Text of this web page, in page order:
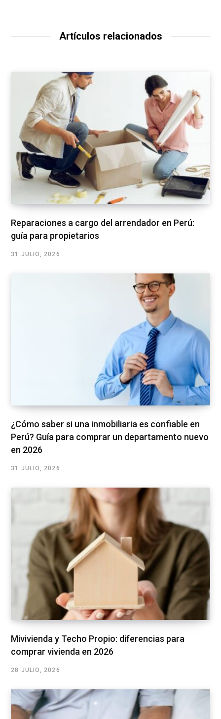
Artículos relacionados
Reparaciones a cargo del arrendador en Perú:
guía para propietarios
31 JULIO, 2026
¿Cómo saber si una inmobiliaria es confiable en
Perú? Guía para comprar un departamento nuevo
en 2026
31 JULIO, 2026
Mivivienda y Techo Propio: diferencias para
comprar vivienda en 2026
28 JULIO, 2026